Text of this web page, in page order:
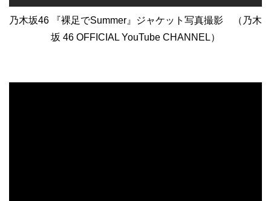
乃木坂46 『裸足でSummer』ジャケット写真撮影 （乃木
坂 46 OFFICIAL YouTube CHANNEL）